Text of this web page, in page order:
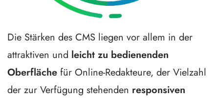
Die Stärken des CMS liegen vor allem in der
attraktiven und leicht zu bedienenden
Oberfläche für Online-Redakteure, der Vielzahl
der zur Verfügung stehenden responsiven